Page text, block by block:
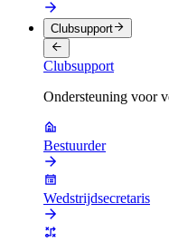
Clubsupport
Clubsupport
Ondersteuning voor
Bestuurder
Wedstrijdsecretaris